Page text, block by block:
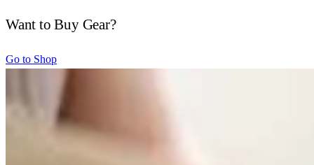
Want to Buy Gear?
Go to Shop